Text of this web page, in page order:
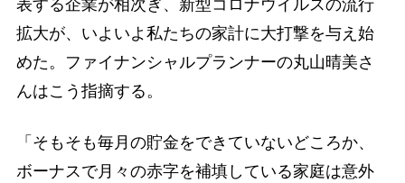
表する企業が相次ぎ、新型コロナウイルスの流行
拡大が、いよいよ私たちの家計に大打撃を与え始
めた。ファイナンシャルプランナーの丸山晴美さ
んはこう指摘する。
「そもそも毎月の貯金をできていないどころか、
ボーナスで月々の赤字を補填している家庭は意外